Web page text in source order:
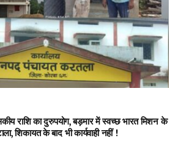
राशि का दुरुपयोग, बड़मार में स्वच्छ भारत मिशन के
शिकायत के बाद भी कार्यवाही नहीं !